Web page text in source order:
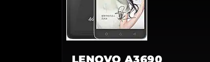
LENOVO A3690